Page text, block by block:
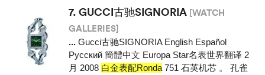
7. GUCCI古驰SIGNORIA [WATCH
GALLERIES]
... Gucci古驰SIGNORIA English Español
Pусский 簡體中文 Europa Star名表世界翻译 2
月 2008 白金表配Ronda 751 石英机芯 。 孔雀